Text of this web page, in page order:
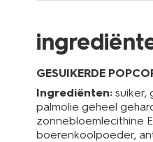
GESUIKERDE
Ingrediënten: suiker,
palmolie geheel
zonnebloemlecithine
boerenkoolpoeder,